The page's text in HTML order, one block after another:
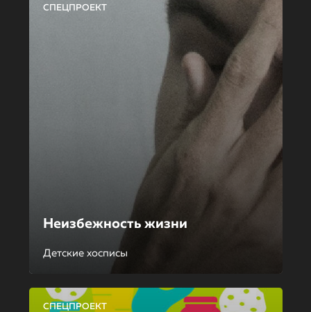
СПЕЦПРОЕКТ
Неизбежность жизни
Детские хосписы
СПЕЦПРОЕКТ